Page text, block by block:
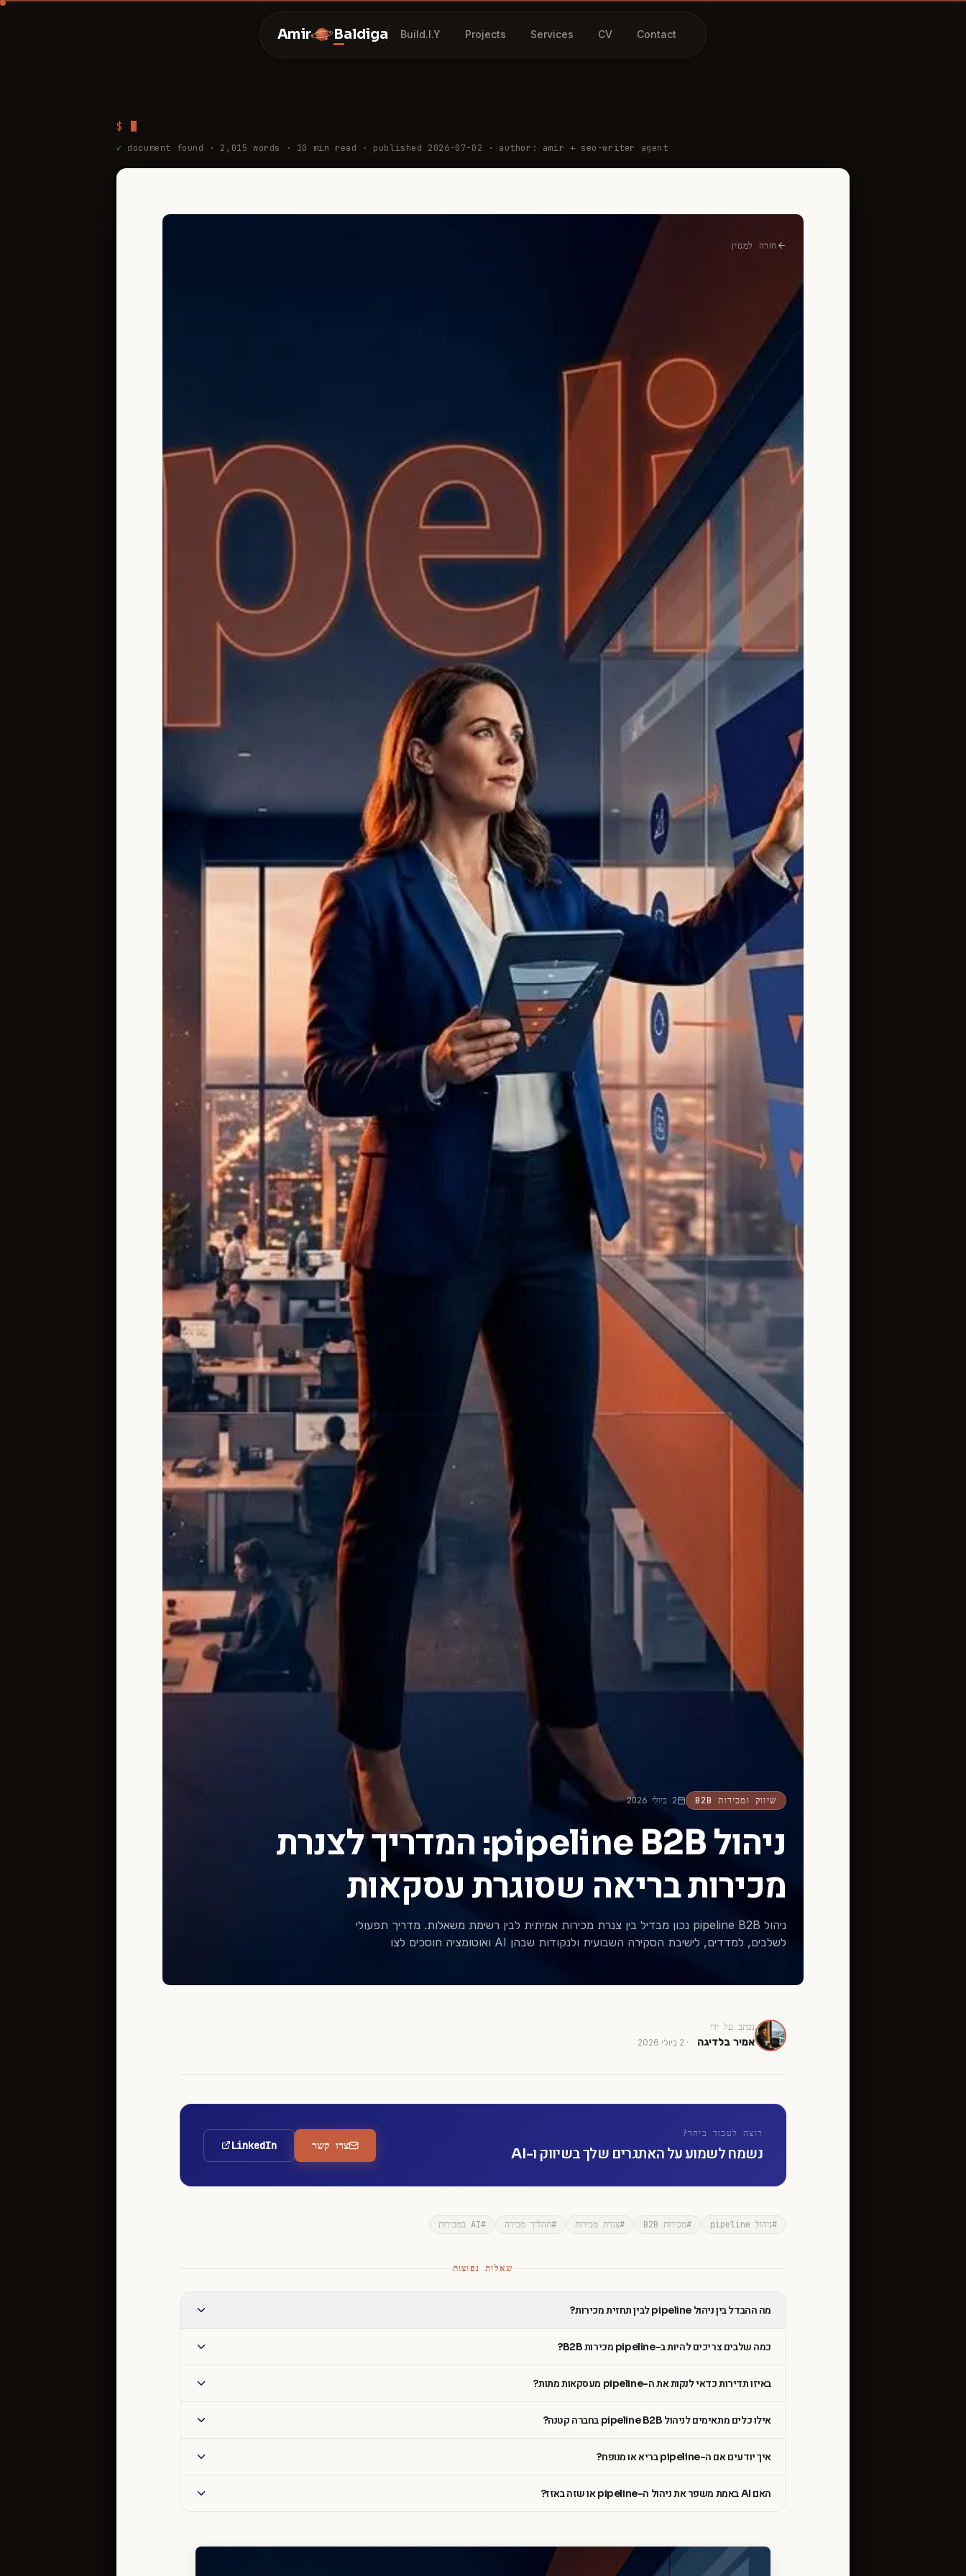
Amir Baldiga Build.I.Y Projects Services CV Contact
$
✓ document found · 2,015 words · 10 min read · published 2026-07-02 · author: amir + seo-writer agent
חזרה למגזין
שיווק ומכירות B2B 2 ביולי 2026
ניהול pipeline B2B: המדריך לצנרת
מכירות בריאה שסוגרת עסקאות
ניהול pipeline B2B נכון מבדיל בין צנרת מכירות אמיתית לבין רשימת משאלות. מדריך תפעולי
לשלבים, למדדים, לישיבת הסקירה השבועית ולנקודות שבהן AI ואוטומציה חוסכים לצו
נכתב על ידי
אמיר בלדיגה · 2 ביולי 2026
רוצה לעבוד ביחד?
נשמח לשמוע על האתגרים שלך בשיווק ו-AI צרו קשר LinkedIn
#ניהול pipeline #מכירות B2B #צנרת מכירות #תהליך מכירה #AI במכירות
שאלות נפוצות
מה ההבדל בין ניהול pipeline לבין תחזית מכירות?
כמה שלבים צריכים להיות ב-pipeline מכירות B2B?
באיזו תדירות כדאי לנקות את ה-pipeline מעסקאות מתות?
אילו כלים מתאימים לניהול pipeline B2B בחברה קטנה?
איך יודעים אם ה-pipeline בריא או מנופח?
האם AI באמת משפר את ניהול ה-pipeline או שזה באזז?